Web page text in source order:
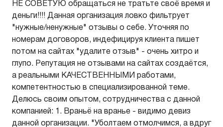
НЕ СОВЕТУЮ обращаться не тратьте своё время и
деньги!!!! Данная организация ловко фильтрует
"нужные/ненужные" отзывы о себе. Уточняя по
номерам договоров, индефицируя клиента пишет
потом на сайтах "удалите отзыв" - очень хитро и
глупо. Репутация не отзывами на сайтах создаётся,
а реальными КАЧЕСТВЕННЫМИ работами,
компетентностью в специализированной теме.
Делюсь своим опытом, сотрудничества с данной
компанией: 1. Враньё на вранье - видимо девиз
данной организации. "Уболтаем отмолчимся, а вдруг